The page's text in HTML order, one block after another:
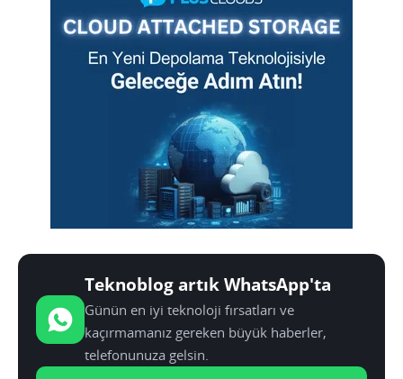
Teknoblog artık WhatsApp'ta
Günün en iyi teknoloji fırsatları ve
kaçırmamanız gereken büyük haberler,
telefonunuza gelsin.